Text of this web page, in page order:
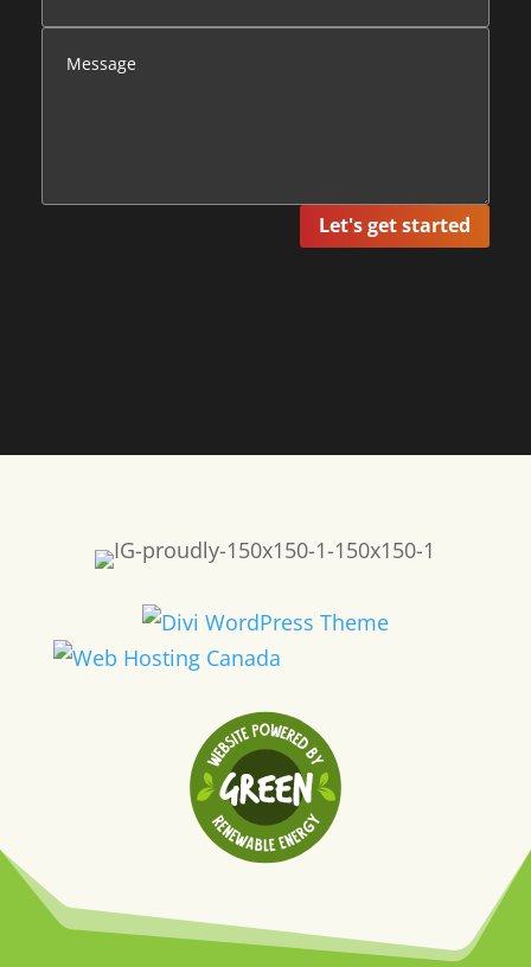
Let's get started